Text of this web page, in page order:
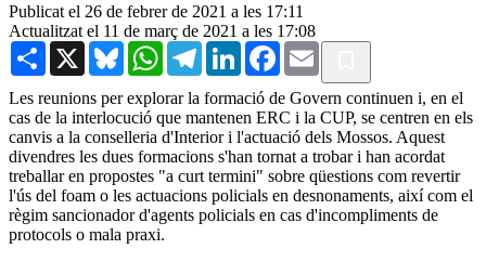
Publicat el 26 de febrer de 2021 a les 17:11
Actualitzat el 11 de març de 2021 a les 17:08
Share X BlueskyWhatsAppTelegramLinkedInFacebook
Email
Les reunions per explorar la formació de Govern continuen i, en el
cas de la interlocució que mantenen ERC i la CUP, se centren en els
canvis a la conselleria d'Interior i l'actuació dels Mossos. Aquest
divendres les dues formacions s'han tornat a trobar i han acordat
treballar en propostes "a curt termini" sobre qüestions com revertir
l'ús del foam o les actuacions policials en desnonaments, així com el
règim sancionador d'agents policials en cas d'incompliments de
protocols o mala praxi.